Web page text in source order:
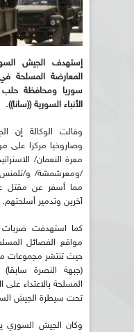
إستهدف الجيش
المعارضة المسلحة
سوريا ومحافظة حلب
الأنباء السورية ((سانا)).
وقالت الوكالة إن
وصاروخيا مركزا على
معرة النعمان/
/ومعرشمشة/ و/
مما أسفر عن مقتل
آخرين وتدمير أسلحتهم.
كما استهدفت
مواقع الفصائل
حيث تنتشر مجموعات
(جبهة النصرة
المسلحة بالاعتداء على
تحت سيطرة الجيش
وكان الجيش السوري